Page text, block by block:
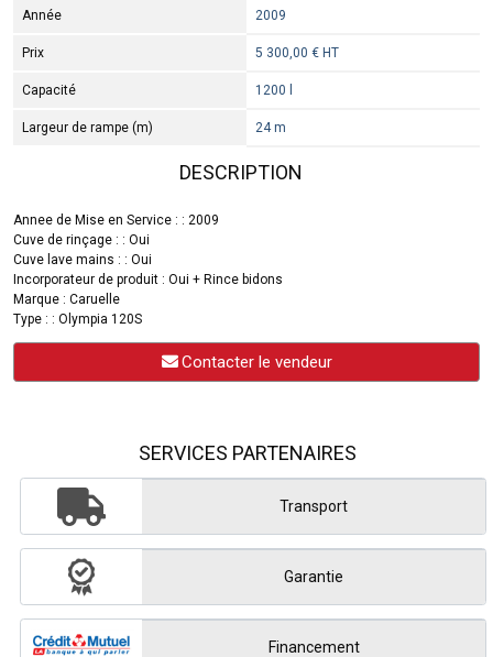
Année 2009
Prix 5 300,00 € HT
Capacité 1200 l
Largeur de rampe (m) 24 m
DESCRIPTION
Annee de Mise en Service : : 2009
Cuve de rinçage : : Oui
Cuve lave mains : : Oui
Incorporateur de produit : Oui + Rince bidons
Marque : Caruelle
Type : : Olympia 120S
Contacter le vendeur
SERVICES PARTENAIRES
Transport
Garantie
Financement